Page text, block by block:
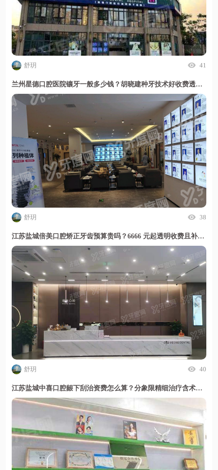
舒玥 41
兰州星德口腔医院镶牙一般多少钱？胡晓建种牙技术好收费透明无隐形消费
舒玥 38
江苏盐城倍美口腔矫正牙齿预算贵吗？6666 元起透明收费且补牙百元搞定
舒玥 40
江苏盐城中喜口腔龈下刮治资费怎么算？分象限精细治疗含术后管理且贴面总价透明